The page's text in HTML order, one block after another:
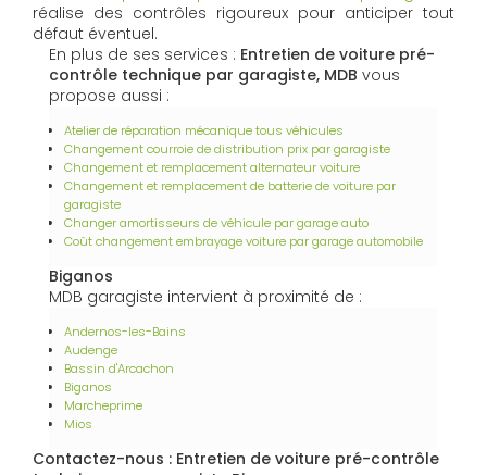
réalise des contrôles rigoureux pour anticiper tout
défaut éventuel.
En plus de ses services : Entretien de voiture pré-
contrôle technique par garagiste, MDB vous
propose aussi :
Atelier de réparation mécanique tous véhicules
Changement courroie de distribution prix par garagiste
Changement et remplacement alternateur voiture
Changement et remplacement de batterie de voiture par
garagiste
Changer amortisseurs de véhicule par garage auto
Coût changement embrayage voiture par garage automobile
Biganos
MDB garagiste intervient à proximité de :
Andernos-les-Bains
Audenge
Bassin d'Arcachon
Biganos
Marcheprime
Mios
Contactez-nous : Entretien de voiture pré-contrôle